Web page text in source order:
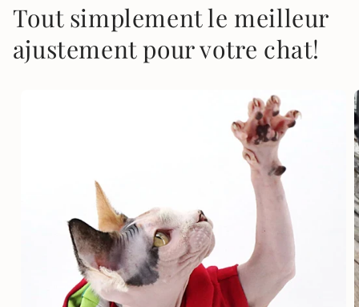
Tout simplement le meilleur
ajustement pour votre chat!